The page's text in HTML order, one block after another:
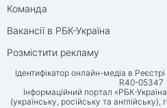
Команда
Вакансії в РБК-Україна
Розмістити рекламу
Ідентифікатор онлайн-медіа в
R40-05347
Інформаційний портал «РБК-
(українську, російську та